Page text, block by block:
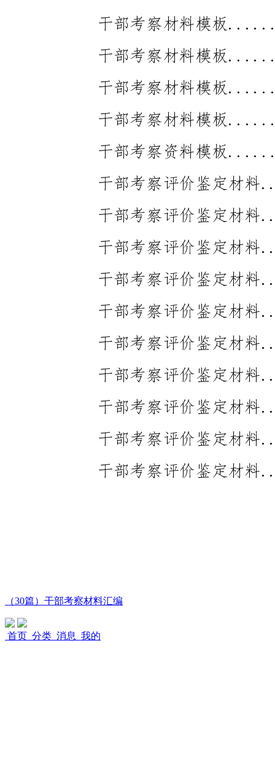
（30篇）干部考察材料汇编
首页 分类 消息 我的